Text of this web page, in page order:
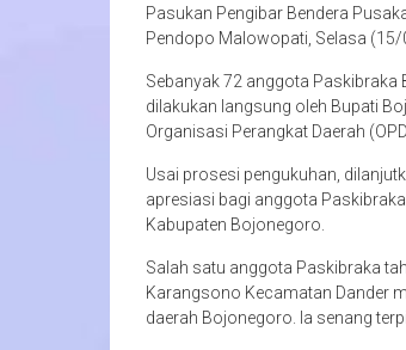
Pasukan Pengibar Bendera
Pendopo Malowopati, Selasa
Sebanyak 72 anggota Paskibraka
dilakukan langsung oleh Bupati
Organisasi Perangkat Daerah
Usai prosesi pengukuhan,
apresiasi bagi anggota
Kabupaten Bojonegoro.
Salah satu anggota Paskibraka
Karangsono Kecamatan Dander
daerah Bojonegoro. Ia senang